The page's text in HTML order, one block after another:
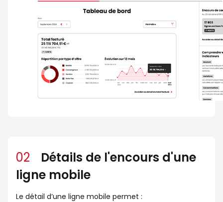
02
Détails de l'encours d'une
ligne mobile
Le détail d’une ligne mobile permet :